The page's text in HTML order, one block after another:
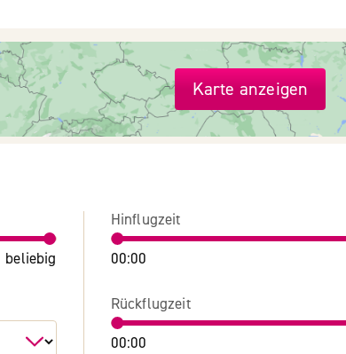
Karte anzeigen
beliebig
Hinflugzeit
00:00
Rückflugzeit
00:00